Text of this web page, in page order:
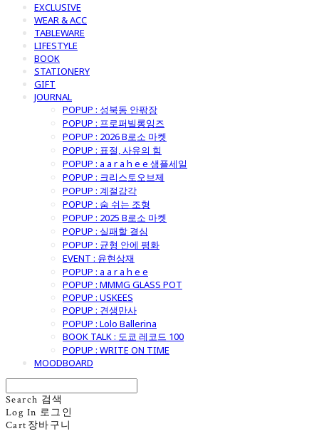
EXCLUSIVE
WEAR & ACC
TABLEWARE
LIFESTYLE
BOOK
STATIONERY
GIFT
JOURNAL
POPUP : 성북동 안팎장
POPUP : 프로퍼빌롱잉즈
POPUP : 2026 B로소 마켓
POPUP : 표절, 사유의 힘
POPUP : a a r a h e e 샘플세일
POPUP : 크리스토오브제
POPUP : 계절감각
POPUP : 숨 쉬는 조형
POPUP : 2025 B로소 마켓
POPUP : 실패할 결심
POPUP : 균형 안에 평화
EVENT : 윤현상재
POPUP : a a r a h e e
POPUP : MMMG GLASS POT
POPUP : USKEES
POPUP : 견생만사
POPUP : Lolo Ballerina
BOOK TALK : 도쿄 레코드 100
POPUP : WRITE ON TIME
MOODBOARD
Search 검색
Log In 로그인
Cart 장바구니